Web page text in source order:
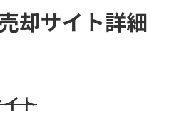
却サイト詳細
ト